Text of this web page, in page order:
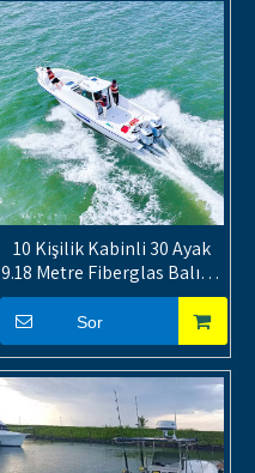
10 Kişilik Kabinli 30 Ayak
9.18 Metre Fiberglas Balıkçı
Tekneleri
Sor